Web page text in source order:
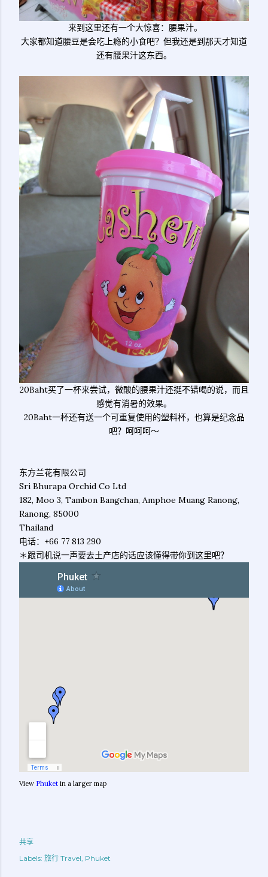
来到这里还有一个大惊喜：腰果汁。
大家都知道腰豆是会吃上瘾的小食吧？但我还是到那天才知道
还有腰果汁这东西。
20Baht买了一杯来尝试，微酸的腰果汁还挺不错喝的说，而且
感觉有消暑的效果。
20Baht一杯还有送一个可重复使用的塑料杯，也算是纪念品
吧？呵呵呵～
东方兰花有限公司
Sri Bhurapa Orchid Co Ltd
182, Moo 3, Tambon Bangchan, Amphoe Muang Ranong,
Ranong, 85000
Thailand
电话：+66 77 813 290
＊跟司机说一声要去土产店的话应该懂得带你到这里吧？
View Phuket in a larger map
共享
Labels: 旅行 Travel Phuket